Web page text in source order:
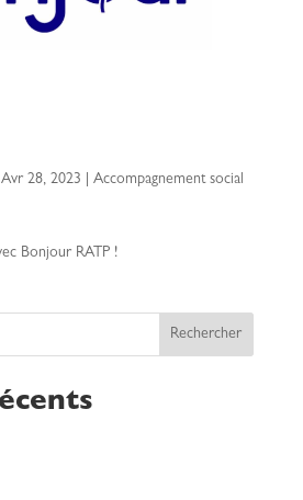
Avr 28, 2023
Accompagnement social
Bonjour RATP !
Rechercher